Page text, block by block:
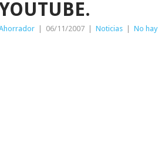
06/11/2007 Noticias No